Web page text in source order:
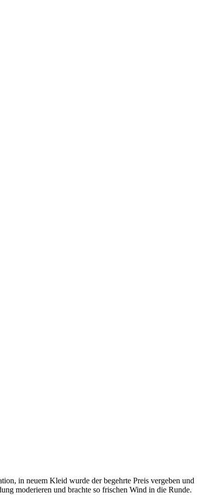
in neuem Kleid wurde der begehrte Preis vergeben und
moderieren und brachte so frischen Wind in die Runde.